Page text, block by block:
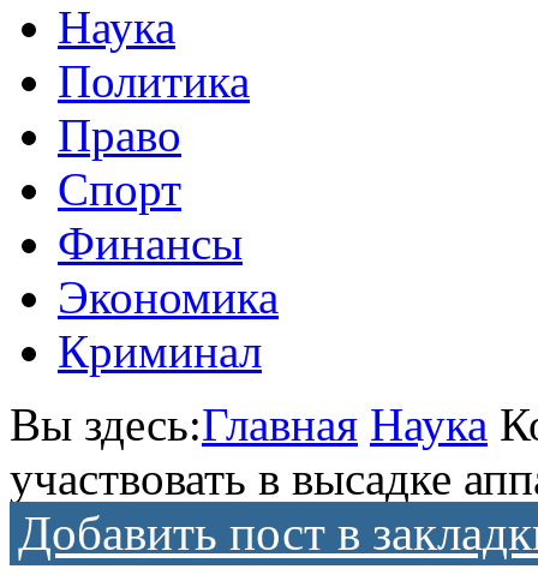
Наука
Политика
Право
Спорт
Финансы
Экономика
Криминал
Вы здесь:Главная Наука
участвовать в высадке
Добавить пост в